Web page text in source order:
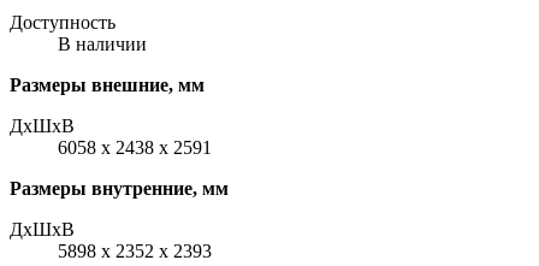
Доступность
В наличии
Размеры внешние, мм
ДxШxВ
6058 x 2438 x 2591
Размеры внутренние, мм
ДxШxВ
5898 x 2352 x 2393